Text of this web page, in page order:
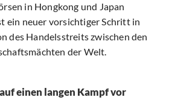
in Hongkong und Japan
ein neuer vorsichtiger Schritt in
des Handelsstreits zwischen den
der Welt.
einen langen Kampf vor